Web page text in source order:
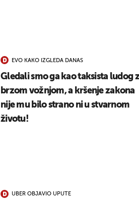
EVO KAKO IZGLEDA DANAS
Gledali smo ga kao taksista ludog
brzom vožnjom, a kršenje zakona
nije mu bilo strano ni u stvarnom
životu!
UBER OBJAVIO UPUTE